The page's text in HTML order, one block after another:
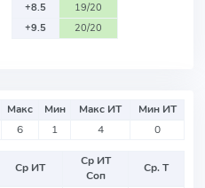
+8.5
19/20
+9.5
20/20
Макс Мин Макс ИТ
Мин ИТ
6 1 4 0
Ср ИТ
Ср ИТ
Соп
Ср. Т